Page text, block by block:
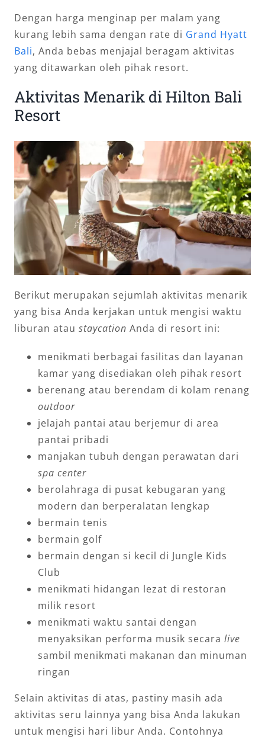
Dengan harga menginap per malam yang
kurang lebih sama dengan rate di Grand Hyatt
Bali, Anda bebas menjajal beragam aktivitas
yang ditawarkan oleh pihak resort.
Aktivitas Menarik di Hilton Bali
Resort
Berikut merupakan sejumlah aktivitas menarik
yang bisa Anda kerjakan untuk mengisi waktu
liburan atau staycation Anda di resort ini:
menikmati berbagai fasilitas dan layanan
kamar yang disediakan oleh pihak resort
berenang atau berendam di kolam renang
outdoor
jelajah pantai atau berjemur di area
pantai pribadi
manjakan tubuh dengan perawatan dari
spa center
berolahraga di pusat kebugaran yang
modern dan berperalatan lengkap
bermain tenis
bermain golf
bermain dengan si kecil di Jungle Kids
Club
menikmati hidangan lezat di restoran
milik resort
menikmati waktu santai dengan
menyaksikan performa musik secara live
sambil menikmati makanan dan minuman
ringan
Selain aktivitas di atas, pastiny masih ada
aktivitas seru lainnya yang bisa Anda lakukan
untuk mengisi hari libur Anda. Contohnya